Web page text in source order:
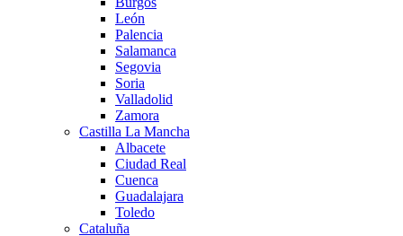
León
Palencia
Salamanca
Segovia
Soria
Valladolid
Zamora
Castilla La Mancha
Albacete
Ciudad Real
Cuenca
Guadalajara
Toledo
Cataluña